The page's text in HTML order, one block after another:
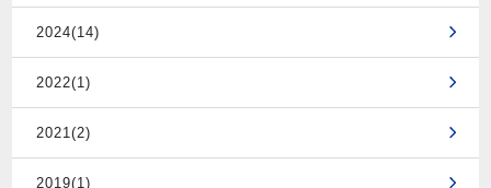
2024(14)
2022(1)
2021(2)
2019(1)